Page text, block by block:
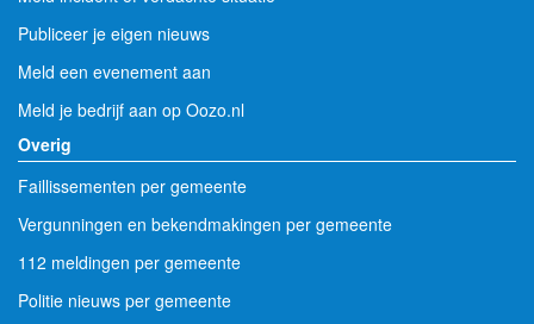
Publiceer je eigen nieuws
Meld een evenement aan
Meld je bedrijf aan op Oozo.nl
Overig
Faillissementen per gemeente
Vergunningen en bekendmakingen per gemeente
112 meldingen per gemeente
Politie nieuws per gemeente